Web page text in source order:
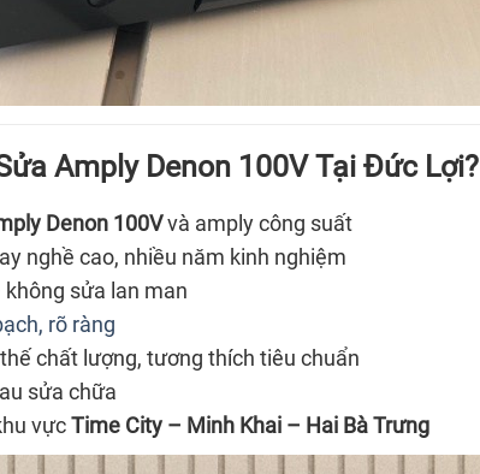
Amply Denon 100V Tại Đức Lợi?
Denon 100Vvà amply công suất
nghề cao, nhiều năm kinh nghiệm
sửa lan man
rõ ràng
chất lượng, tương thích tiêu chuẩn
sửa chữa
vựcTime City – Minh Khai – Hai Bà Trưng